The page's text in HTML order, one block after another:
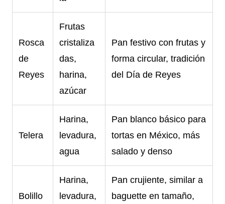
Rosca
de
Reyes
Frutas
cristaliza
das,
harina,
azúcar
Pan festivo con frutas y
forma circular, tradición
del Día de Reyes
Telera
Harina,
levadura,
agua
Pan blanco básico para
tortas en México, más
salado y denso
Bolillo
Harina,
levadura,
Pan crujiente, similar a
baguette en tamaño,